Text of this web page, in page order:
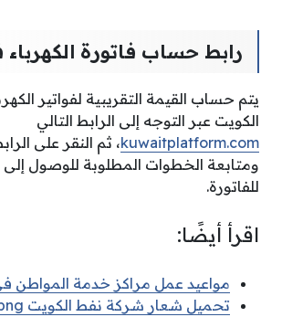
رابط حساب فاتورة
يتم حساب القيمة التقريبية لفواتير
الكويت عبر التوجه إلى الرابط التالي
kuwaitplatform.com، ثم النقر على
ومتابعة الخطوات المطلوبة للوصول إلى
للفاتورة.
اقرأ أيضًا:
مواعيد عمل مراكز خدمة المواطن في
تحميل شعار شركة نفط الكويت png الجديد 2026